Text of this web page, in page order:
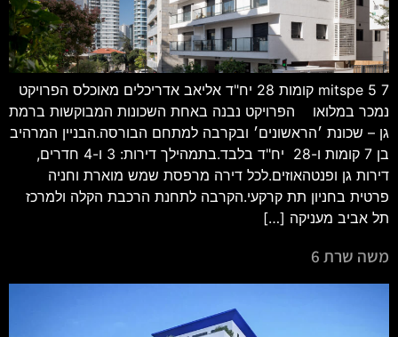
mitspe 5 7 קומות 28 יח"ד אליאב אדריכלים מאוכלס הפרויקט
נמכר במלואו הפרויקט נבנה באחת השכונות המבוקשות ברמת
גן – שכונת ׳הראשונים׳ ובקרבה למתחם הבורסה.הבניין המרהיב
בן 7 קומות ו-28 יח"ד בלבד.בתמהילך דירות: 3 ו-4 חדרים,
דירות גן ופנטהאוזים.לכל דירה מרפסת שמש מוארת וחניה
פרטית בחניון תת קרקעי.הקרבה לתחנת הרכבת הקלה ולמרכז
תל אביב מעניקה […]
משה שרת 6